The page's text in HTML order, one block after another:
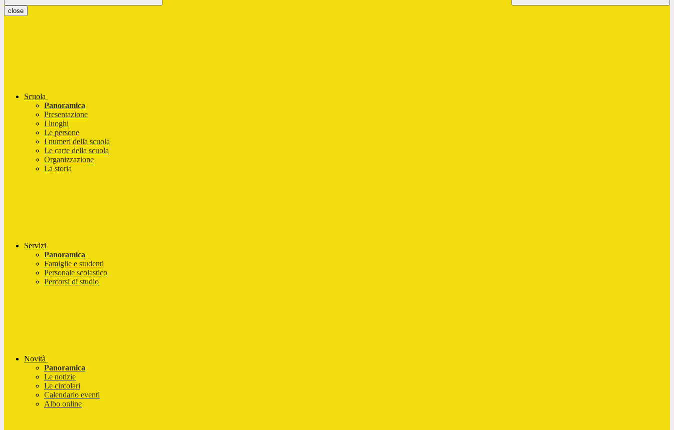
close
Scuola
Panoramica
Presentazione
I luoghi
Le persone
I numeri della scuola
Le carte della scuola
Organizzazione
La storia
Servizi
Panoramica
Famiglie e studenti
Personale scolastico
Percorsi di studio
Novità
Panoramica
Le notizie
Le circolari
Calendario eventi
Albo online